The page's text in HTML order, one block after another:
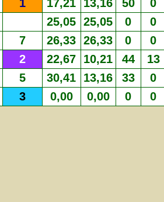
1 17,21 13,16 50 0
25,05 25,05 0 0
7 26,33 26,33 0 0
2 22,67 10,21 44 13
5 30,41 13,16 33 0
3 0,00 0,00 0 0